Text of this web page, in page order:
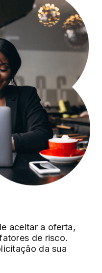
aceitar a oferta,
de risco.
da sua